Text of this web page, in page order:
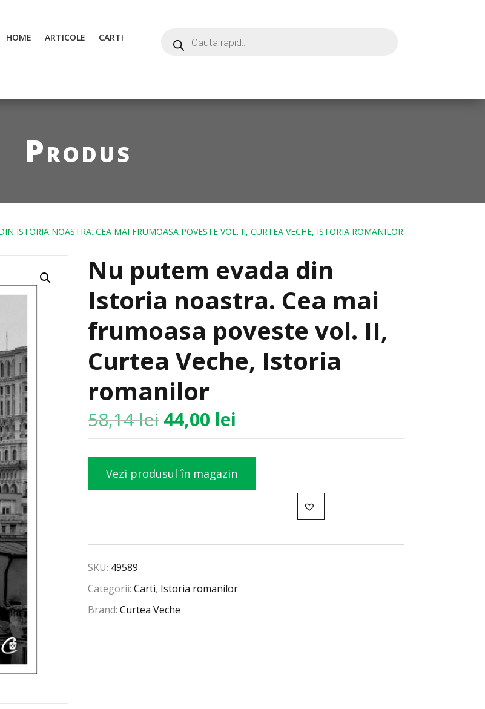
HOME ARTICOLE CARTI
Produs
ISTORIA NOASTRA. CEA MAI FRUMOASA POVESTE VOL. II, CURTEA VECHE, ISTORIA ROMANILOR
Nu putem evada din
Istoria noastra. Cea mai
frumoasa poveste vol. II,
Curtea Veche, Istoria
romanilor
58,14lei 44,00 lei
Vezi produsul în magazin
SKU: 49589
Categorii:Carti, Istoria romanilor
Brand:Curtea Veche